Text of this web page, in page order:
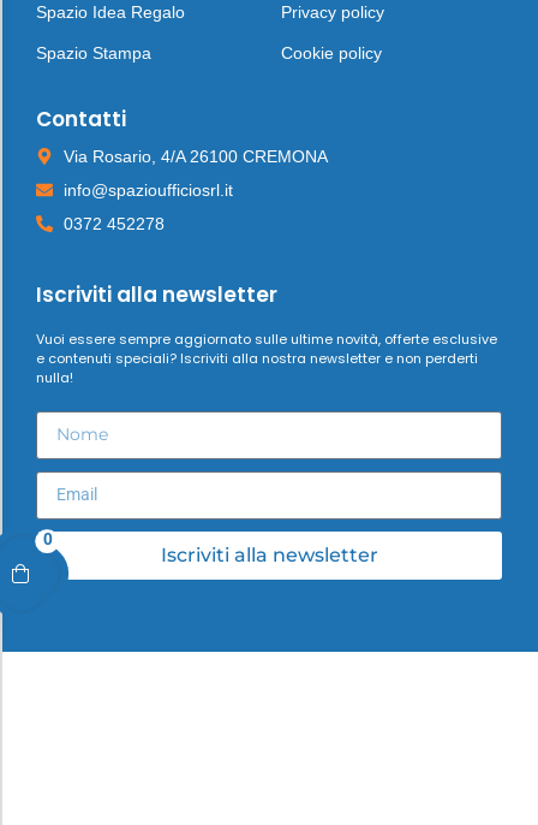
0
Spazio Idea Regalo
Spazio Stampa
Privacy policy
Cookie policy
Contatti
Via Rosario, 4/A 26100 CREMONA
info@spazioufficiosrl.it
0372 452278
Iscriviti alla newsletter
Vuoi essere sempre aggiornato sulle ultime novità, offerte esclusive
e contenuti speciali? Iscriviti alla nostra newsletter e non perderti
nulla!
Iscriviti alla newsletter